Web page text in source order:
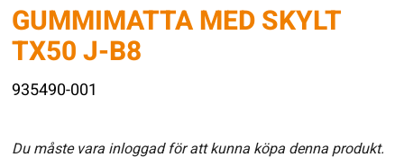
GUMMIMATTA MED SKYLT
TX50 J-B8
935490-001
Du måste vara inloggad för att kunna köpa denna produkt.